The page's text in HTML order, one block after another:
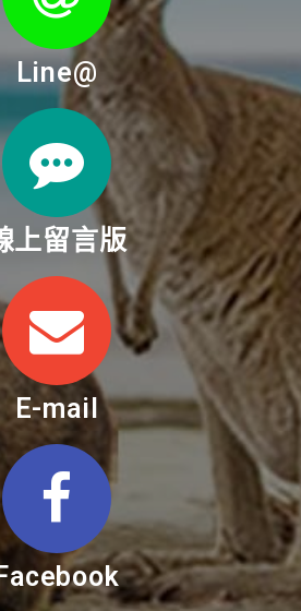
Line@
上留言版
E-mail
Facebook